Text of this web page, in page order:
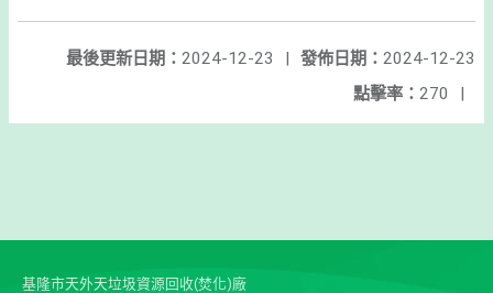
發佈日期： 2024-12-23
最後更新日期： 2024-12-23
|
點擊率： 270 |
基隆市天外天垃圾資源回收(焚化)廠